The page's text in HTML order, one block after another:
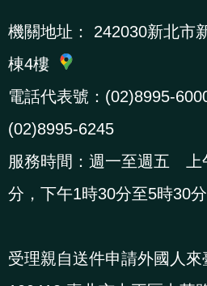
專
區
關
連
結
網
民
文
統
E
回
R
機關地址：
242030新北市
棟4樓
電話代表號：(02)8995-
(02)8995-6245
服務時間：週一至週五 上
分，下午1時30分至5時30分
受理親自送件申請外國人來